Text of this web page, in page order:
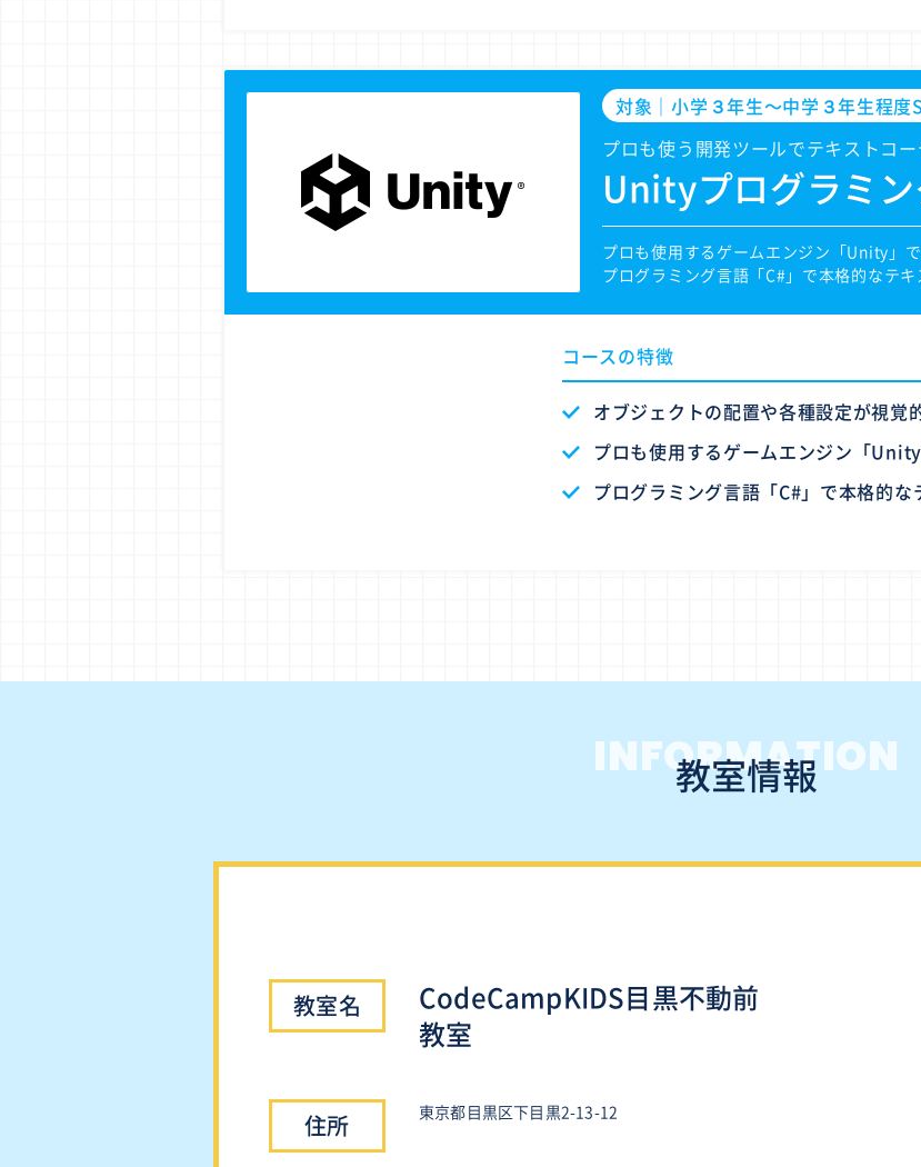
対象｜小学３年生〜中学３年生程度
プロも使う開発ツールでテキストコ
Unityプログラミ
プロも使用するゲームエンジン「Unity」
プログラミング言語「C#」で本格的なテ
コースの特徴
オブジェクトの配置や各種設定が視
プロも使用するゲームエンジン「
プログラミング言語「C#」で本格的
INFORMATION
教室情報
CodeCampKIDS目黒不動前
教室
東京都目黒区下目黒2-13-12